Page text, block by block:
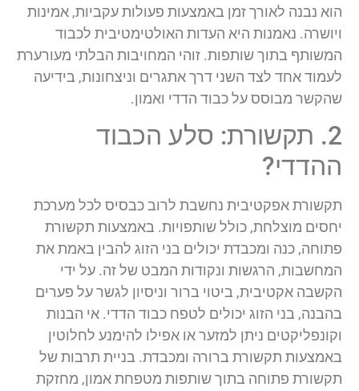
הוא נבנה לאורך זמן באמצעות פעולות עקביות, אמינות
ויושרה. נאמנות היא העדות האולטימטיבית לכבוד
המשותף בתוך שותפות. זוהי המחויבות הבלתי מעורערת
לעמוד אחד לצד השני דרך אתגרים וניצחונות, בידיעה
שהקשר מבוסס על כבוד הדדי ואמון.
2. תקשורת: סלע הכבוד
ההדדי?
תקשורת אפקטיבית נחשבת לרוב כבסיס לכל מערכת
יחסים מוצלחת, כולל שותפויות. באמצעות תקשורת
פתוחה, כנה ומכבדת יכולים בני הזוג להבין באמת את
המחשבות, הרגשות ונקודות המבט של זה. על ידי
הקשבה אקטיבית, ביטוי ברור וניסיון לגשר על פערים
בהבנה, בני הזוג יכולים לטפח כבוד הדדי. אי הבנות
וקונפליקטים ניתן למזער או אפילו להימנע לחלוטין
באמצעות תקשורת ברורה ומכבדת. בניית תרבות של
תקשורת פתוחה בתוך שותפות מטפחת אמון, מחזקת